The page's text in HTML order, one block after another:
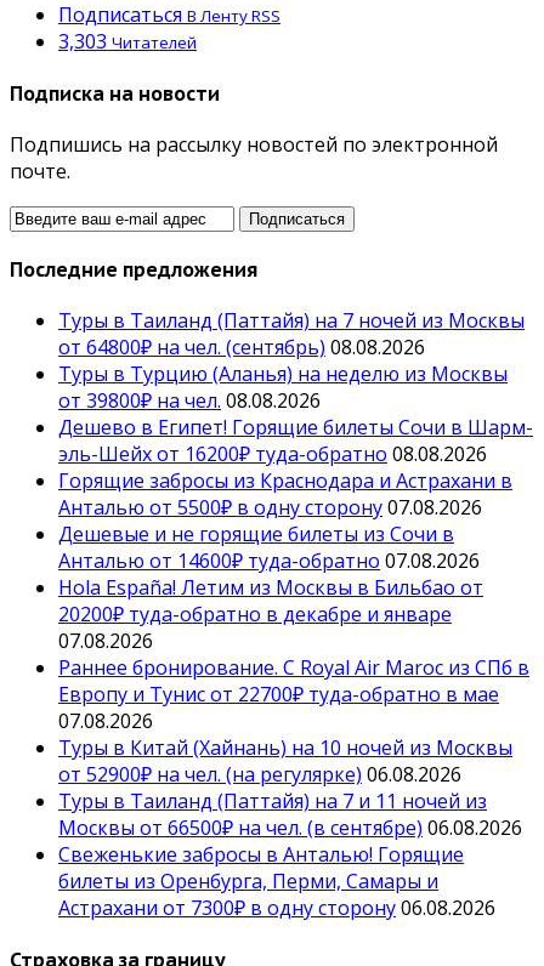
Подписаться В Ленту RSS
3,303 Читателей
Подписка на новости
Подпишись на рассылку новостей по электронной
почте.
Последние предложения
Туры в Таиланд (Паттайя) на 7 ночей из Москвы
от 64800₽ на чел. (сентябрь) 08.08.2026
Туры в Турцию (Аланья) на неделю из Москвы
от 39800₽ на чел. 08.08.2026
Дешево в Египет! Горящие билеты Сочи в Шарм-
эль-Шейх от 16200₽ туда-обратно 08.08.2026
Горящие забросы из Краснодара и Астрахани в
Анталью от 5500₽ в одну сторону07.08.2026
Дешевые и не горящие билеты из Сочи в
Анталью от 14600₽ туда-обратно 07.08.2026
Hola España! Летим из Москвы в Бильбао от
20200₽ туда-обратно в декабре и январе
07.08.2026
Раннее бронирование. С Royal Air Maroc из СПб в
Европу и Тунис от 22700₽ туда-обратно в мае
07.08.2026
Туры в Китай (Хайнань) на 10 ночей из Москвы
от 52900₽ на чел. (на регулярке) 06.08.2026
Туры в Таиланд (Паттайя) на 7 и 11 ночей из
Москвы от 66500₽ на чел. (в сентябре) 06.08.2026
Свеженькие забросы в Анталью! Горящие
билеты из Оренбурга, Перми, Самары и
Астрахани от 7300₽ в одну сторону06.08.2026
Страховка за границу